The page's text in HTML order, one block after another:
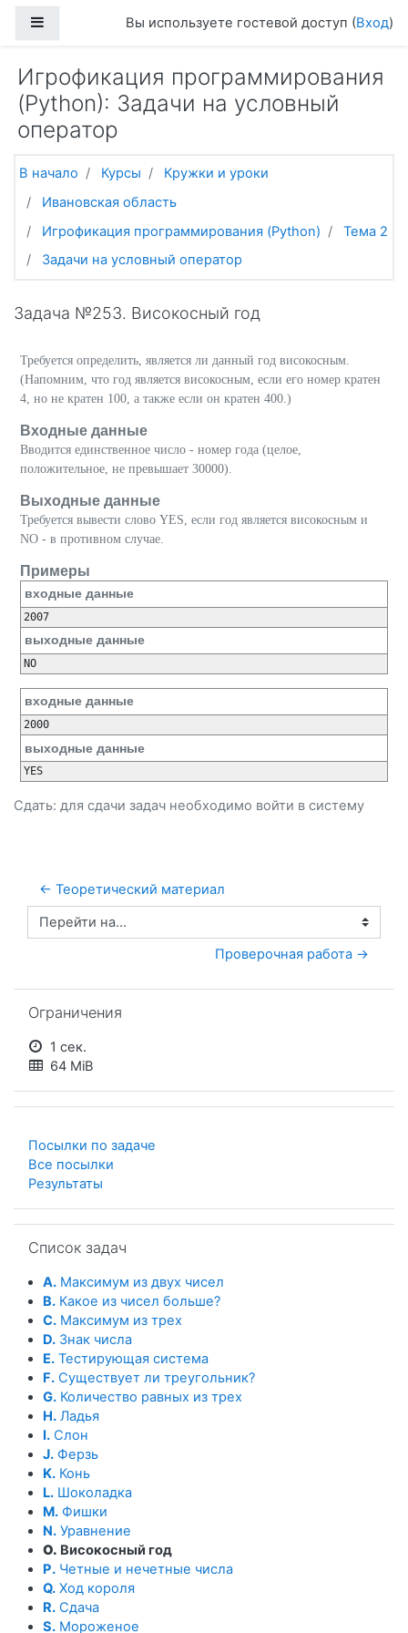
Боковая панельВы используете гостевой доступ (Вход)
Игрофикация программирования
(Python): Задачи на условный
оператор
В начало Курсы
Кружки и уроки
Ивановская область
Игрофикация программирования (Python)
Тема 2
Задачи на условный оператор
Задача №253. Високосный год
Требуется определить, является ли данный год високосным.
(Напомним, что год является високосным, если его номер кратен
4, но не кратен 100, а также если он кратен 400.)
Входные данные
Вводится единственное число - номер года (целое,
положительное, не превышает 30000).
Выходные данные
Требуется вывести слово YES, если год является високосным и
NO - в противном случае.
Примеры
входные данные
2007
выходные данные
NO
входные данные
выходные данные
YES
Сдать: для сдачи задач необходимо войти в систему
← Теоретический материал
Перейти на...
Проверочная работа →
Ограничения
1 сек.
64 MiB
Посылки по задаче
Все посылки
Результаты
Список задач
A. Максимум из двух чисел
B. Какое из чисел больше?
C. Максимум из трех
D. Знак числа
E. Тестирующая система
F. Существует ли треугольник?
G. Количество равных из трех
H. Ладья
I. Слон
J. Ферзь
K. Конь
L. Шоколадка
M. Фишки
N. Уравнение
O. Високосный год
P. Четные и нечетные числа
Q. Ход короля
R. Сдача
S. Мороженое